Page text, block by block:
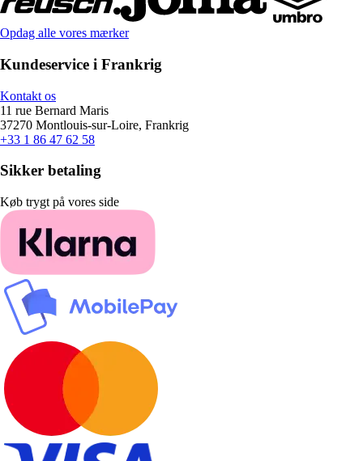
Opdag alle vores mærker
Kundeservice i Frankrig
Kontakt os
11 rue Bernard Maris
37270 Montlouis-sur-Loire, Frankrig
+33 1 86 47 62 58
Sikker betaling
Køb trygt på vores side